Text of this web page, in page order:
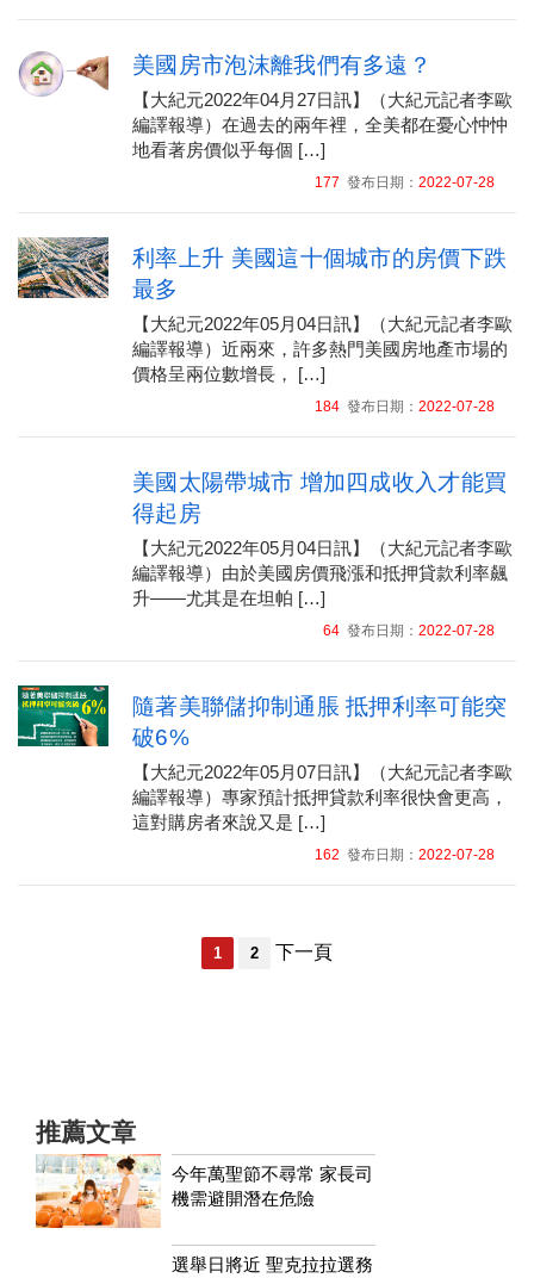
美國房市泡沫離我們有多遠？
【大紀元2022年04月27日訊】（大紀元記者李歐
編譯報導）在過去的兩年裡，全美都在憂心忡忡
地看著房價似乎每個 […]
177 發布日期： 2022-07-28
利率上升 美國這十個城市的房價下跌
最多
【大紀元2022年05月04日訊】（大紀元記者李歐
編譯報導）近兩來，許多熱門美國房地產市場的
價格呈兩位數增長， […]
184發布日期： 2022-07-28
美國太陽帶城市 增加四成收入才能買
得起房
【大紀元2022年05月04日訊】（大紀元記者李歐
編譯報導）由於美國房價飛漲和抵押貸款利率飆
升——尤其是在坦帕 […]
64發布日期： 2022-07-28
隨著美聯儲抑制通脹 抵押利率可能突
破6%
【大紀元2022年05月07日訊】（大紀元記者李歐
編譯報導）專家預計抵押貸款利率很快會更高，
這對購房者來說又是 […]
162 發布日期： 2022-07-28
1 2 下一頁
推薦文章
今年萬聖節不尋常 家長司
機需避開潛在危險
選舉日將近 聖克拉拉選務